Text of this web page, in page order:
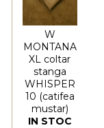
W
MONTANA
XL coltar
stanga
WHISPER
10 (catifea
mustar)
IN STOC